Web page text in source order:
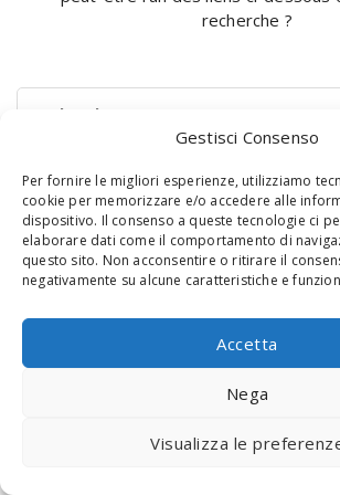
Gestisci Consenso
Per fornire le migliori esperienze, utilizziamo
cookie per memorizzare e/o accedere alle
dispositivo. Il consenso a queste tecnologie ci
elaborare dati come il comportamento di
questo sito. Non acconsentire o ritirare il
negativamente su alcune caratteristiche e
Accetta
Nega
Visualizza le
recherche ?
© 2020 Digital Touch Menu. Menu
Minds